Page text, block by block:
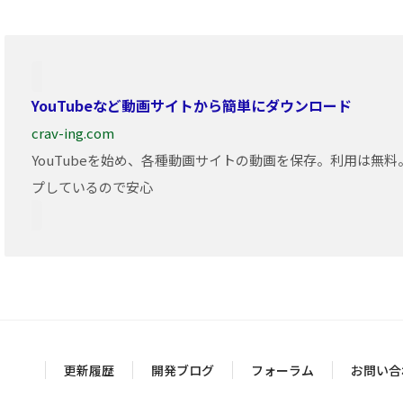
YouTubeなど動画サイトから簡単にダウンロード
crav-ing.com
YouTubeを始め、各種動画サイトの動画を保存。利用は無
プしているので安心
更新履歴 開発ブログ フォーラム お問い